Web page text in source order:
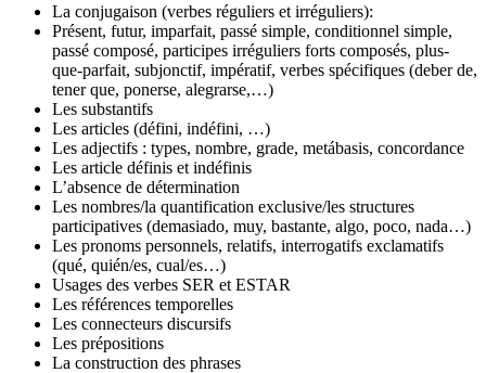
La conjugaison (verbes réguliers et irréguliers):
Présent, futur, imparfait, passé simple, conditionnel simple,
passé composé, participes irréguliers forts composés, plus-
que-parfait, subjonctif, impératif, verbes spécifiques (deber de,
tener que, ponerse, alegrarse,…)
Les substantifs
Les articles (défini, indéfini, …)
Les adjectifs : types, nombre, grade, metábasis, concordance
Les article définis et indéfinis
L’absence de détermination
Les nombres/la quantification exclusive/les structures
participatives (demasiado, muy, bastante, algo, poco, nada…)
Les pronoms personnels, relatifs, interrogatifs exclamatifs
(qué, quién/es, cual/es…)
Usages des verbes SER et ESTAR
Les références temporelles
Les connecteurs discursifs
Les prépositions
La construction des phrases